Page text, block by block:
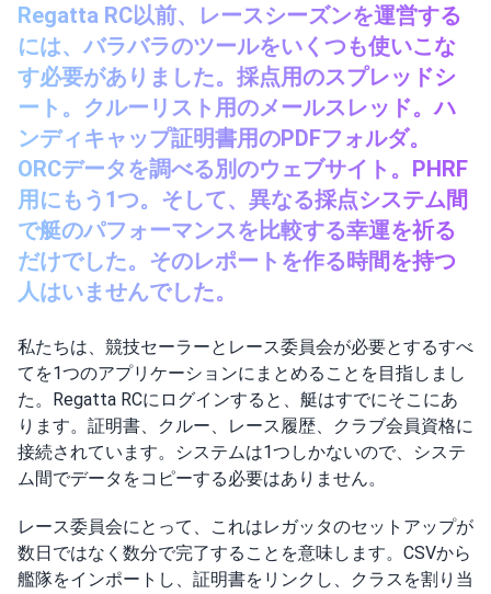
Regatta RC以前、レースシーズンを運営する
には、バラバラのツールをいくつも使いこな
す必要がありました。採点用のスプレッドシ
ート。クルーリスト用のメールスレッド。ハ
ンディキャップ証明書用のPDFフォルダ。
ORCデータを調べる別のウェブサイト。PHRF
用にもう1つ。そして、異なる採点システム間
で艇のパフォーマンスを比較する幸運を祈る
だけでした。そのレポートを作る時間を持つ
人はいませんでした。
私たちは、競技セーラーとレース委員会が必要とするすべ
てを1つのアプリケーションにまとめることを目指しまし
た。Regatta RCにログインすると、艇はすでにそこにあ
ります。証明書、クルー、レース履歴、クラブ会員資格に
接続されています。システムは1つしかないので、システ
ム間でデータをコピーする必要はありません。
レース委員会にとって、これはレガッタのセットアップが
数日ではなく数分で完了することを意味します。CSVから
艦隊をインポートし、証明書をリンクし、クラスを割り当